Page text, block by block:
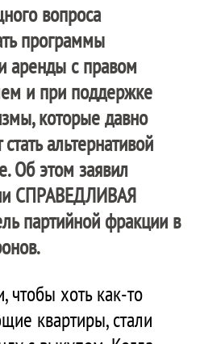
вопроса
программы
аренды с правом
и при поддержке
которые давно
альтернативой
Об этом заявил
СПРАВЕДЛИВАЯ
партийной фракции в
чтобы хоть как-то
квартиры, стали